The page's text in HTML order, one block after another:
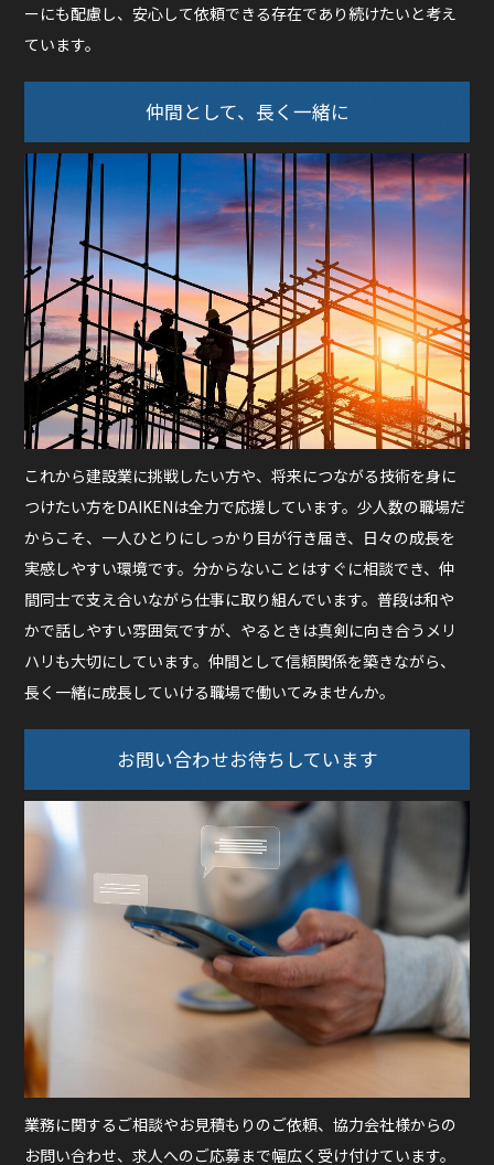
ーにも配慮し、安心して依頼できる存在であり続けたいと考え
ています。
仲間として、長く一緒に
これから建設業に挑戦したい方や、将来につながる技術を身に
つけたい方をDAIKENは全力で応援しています。少人数の職場だ
からこそ、一人ひとりにしっかり目が行き届き、日々の成長を
実感しやすい環境です。分からないことはすぐに相談でき、仲
間同士で支え合いながら仕事に取り組んでいます。普段は和や
かで話しやすい雰囲気ですが、やるときは真剣に向き合うメリ
ハリも大切にしています。仲間として信頼関係を築きながら、
長く一緒に成長していける職場で働いてみませんか。
お問い合わせお待ちしています
業務に関するご相談やお見積もりのご依頼、協力会社様からの
お問い合わせ、求人へのご応募まで幅広く受け付けています。